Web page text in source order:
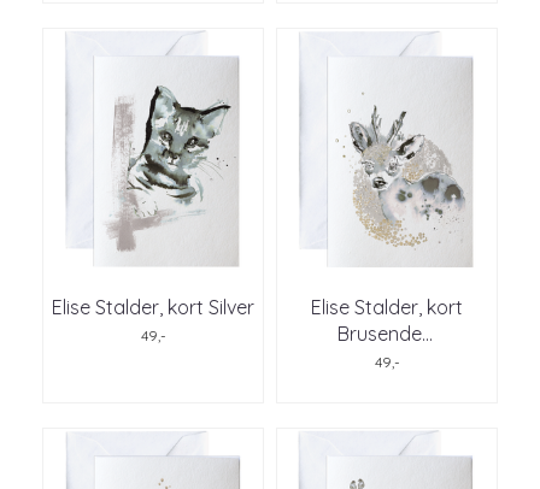
Elise Stalder, kort Silver
49,-
Elise Stalder, kort
Brusende...
49,-